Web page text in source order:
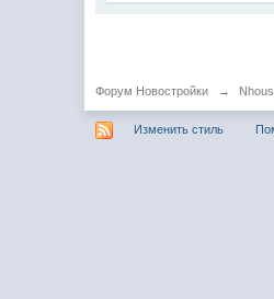
Форум Новостройки →
Изменить стиль